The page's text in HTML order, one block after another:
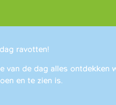
ravotten!
van de dag alles ontdekken
en te zien is.